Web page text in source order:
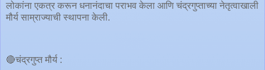
लोकांना एकत्र करून धनानंदाचा पराभव केला आणि चंद्रगुप्ताच्या नेतृत्वाखाली
मौर्य साम्राज्याची स्थापना केली.
🔴चंद्रगुप्त मौर्य :